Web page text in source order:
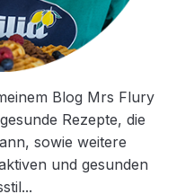
Blog Mrs Flury
Rezepte, die
sowie weitere
und gesunden